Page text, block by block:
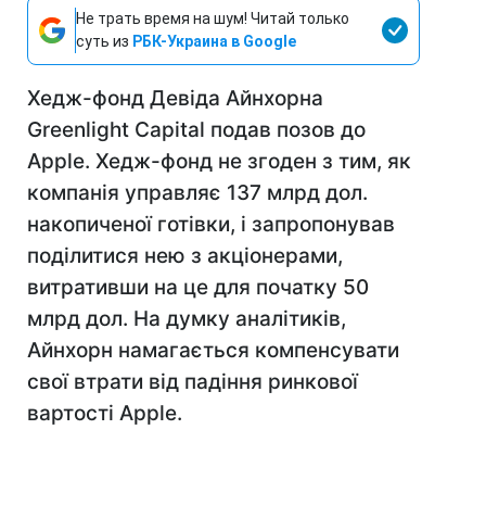
Не трать время на шум! Читай только
суть из РБК-Украина в Google
Хедж-фонд Девіда Айнхорна
Greenlight Capital подав позов до
Apple. Хедж-фонд не згоден з тим, як
компанія управляє 137 млрд дол.
накопиченої готівки, і запропонував
поділитися нею з акціонерами,
витративши на це для початку 50
млрд дол. На думку аналітиків,
Айнхорн намагається компенсувати
свої втрати від падіння ринкової
вартості Apple.